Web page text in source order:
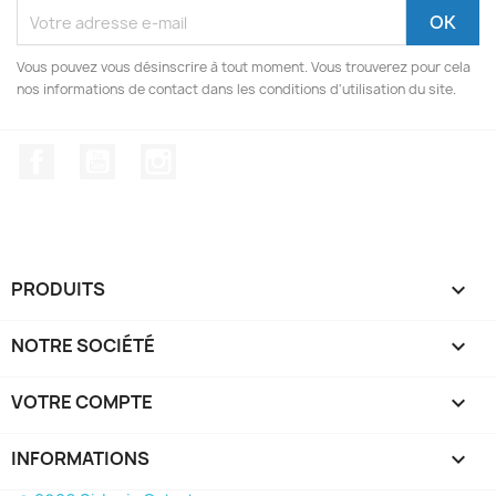
Vous pouvez vous désinscrire à tout moment. Vous trouverez pour cela
nos informations de contact dans les conditions d'utilisation du site.
PRODUITS 
NOTRE SOCIÉTÉ 
VOTRE COMPTE 
INFORMATIONS keyboard_arrow_down